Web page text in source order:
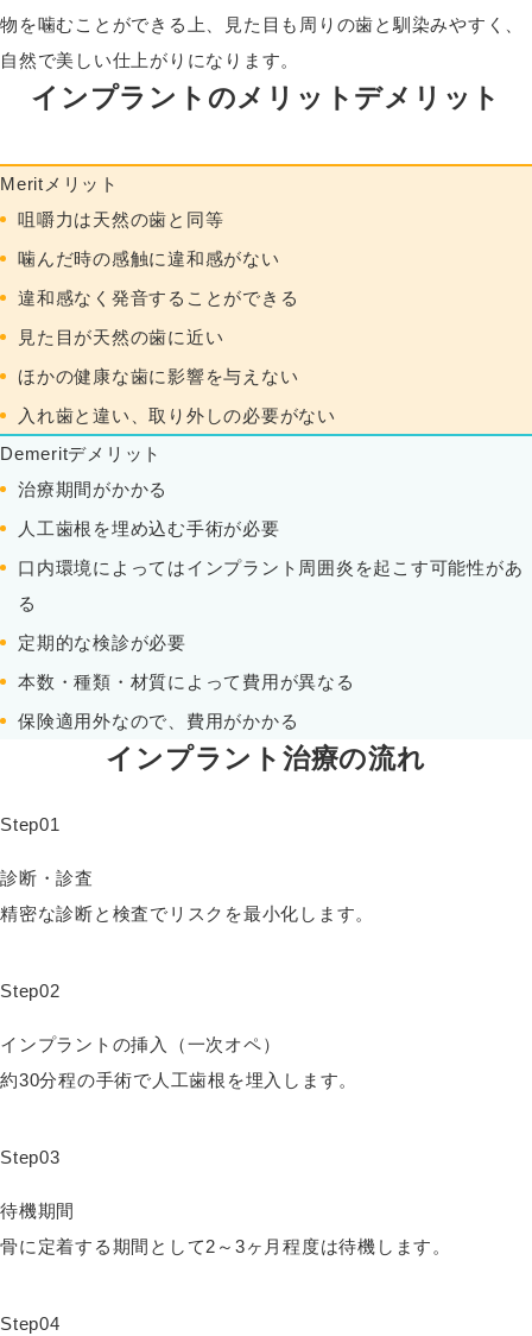
物を噛むことができる上、見た目も周りの歯と馴染みやすく、
自然で美しい仕上がりになります。
インプラントのメリットデメリット
Merit メリット
咀嚼力は天然の歯と同等
噛んだ時の感触に違和感がない
違和感なく発音することができる
見た目が天然の歯に近い
ほかの健康な歯に影響を与えない
入れ歯と違い、取り外しの必要がない
Demeritデメリット
治療期間がかかる
人工歯根を埋め込む手術が必要
口内環境によってはインプラント周囲炎を起こす可能性があ
る
定期的な検診が必要
本数・種類・材質によって費用が異なる
保険適用外なので、費用がかかる
インプラント治療の流れ
Step01
診断・診査
精密な診断と検査でリスクを最小化します。
Step02
インプラントの挿入（一次オペ）
約30分程の手術で人工歯根を埋入します。
Step03
待機期間
骨に定着する期間として2～3ヶ月程度は待機します。
Step04